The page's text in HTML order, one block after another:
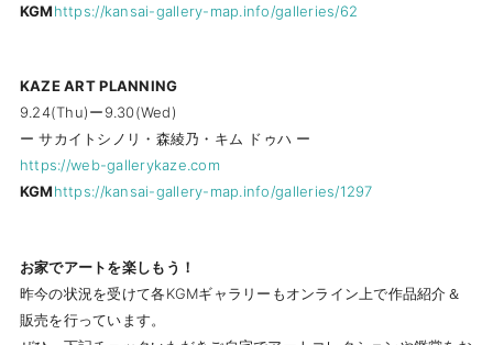
KGMhttps://kansai-gallery-map.info/galleries/62
KAZE ART PLANNING
9.24(Thu)ー9.30(Wed)
ー サカイトシノリ・森綾乃・キム ドゥハ ー
https://web-gallerykaze.com
KGMhttps://kansai-gallery-map.info/galleries/1297
お家でアートを楽しもう！
昨今の状況を受けて各KGMギャラリーもオンライン上で作品紹介＆
販売を行っています。